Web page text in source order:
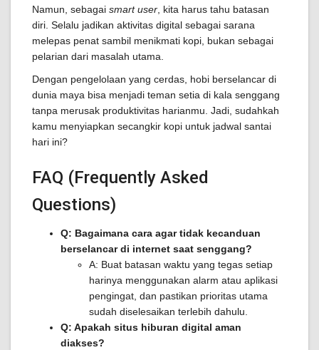
Namun, sebagai smart user , kita harus tahu batasan
diri. Selalu jadikan aktivitas digital sebagai sarana
melepas penat sambil menikmati kopi, bukan sebagai
pelarian dari masalah utama.
Dengan pengelolaan yang cerdas, hobi berselancar di
dunia maya bisa menjadi teman setia di kala senggang
tanpa merusak produktivitas harianmu. Jadi, sudahkah
kamu menyiapkan secangkir kopi untuk jadwal santai
hari ini?
FAQ (Frequently Asked
Questions)
Q: Bagaimana cara agar tidak kecanduan
berselancar di internet saat senggang?
A: Buat batasan waktu yang tegas setiap
harinya menggunakan alarm atau aplikasi
pengingat, dan pastikan prioritas utama
sudah diselesaikan terlebih dahulu.
Q: Apakah situs hiburan digital aman
diakses?